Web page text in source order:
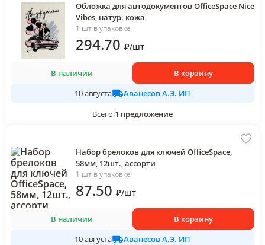
Обложка для автодокументов OfficeSpace Nice
Vibes, натур. кожа
1 шт в упаковке
294.70 ₽/шт
В наличии
В корзину
10 августа
Аванесов А.Э. ИП
Всего 1 предложение
Набор брелоков для ключей OfficeSpace,
58мм, 12шт., ассорти
1 шт в упаковке
87.50 ₽/шт
В наличии
В корзину
10 августа
Аванесов А.Э. ИП